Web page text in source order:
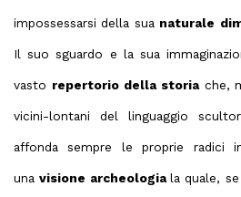
impossessarsi della sua naturale
Il suo sguardo e la sua
vasto repertorio della storiache,
vicini-lontani del linguaggio
affonda sempre le proprie radici
unavisione archeologiala quale,